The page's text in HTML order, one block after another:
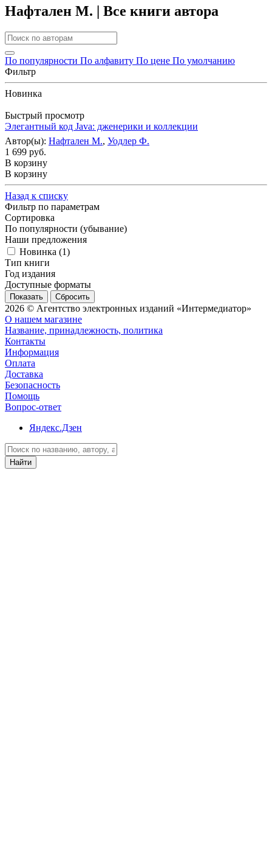
Нафтален М. | Все книги автора
По популярности По алфавиту По цене По умолчанию
Фильтр
Новинка
Быстрый просмотр
Элегантный код Java: дженерики и коллекции
Автор(ы): Нафтален М., Уодлер Ф.
1 699 руб.
В корзину
В корзину
Назад к списку
Фильтр по параметрам
Сортировка
По популярности (убывание)
Наши предложения
Новинка (1)
Тип книги
Год издания
Доступные форматы
Сбросить
2026 © Агентство электронных изданий «Интермедиатор»
О нашем магазине
Название, принадлежность, политика
Контакты
Информация
Оплата
Доставка
Безопасность
Помощь
Вопрос-ответ
Яндекс.Дзен
Найти